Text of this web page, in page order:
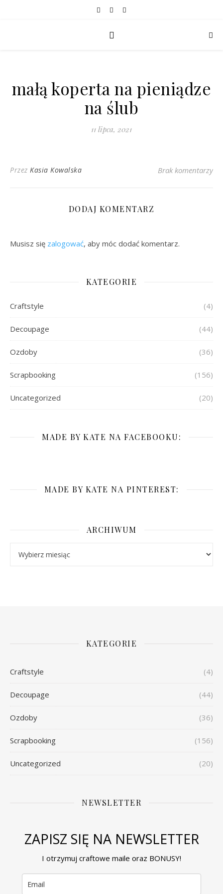
małą koperta na pieniądze
na ślub
11 lipca, 2021
Przez Kasia Kowalska Brak komentarzy
DODAJ KOMENTARZ
Musisz się zalogować, aby móc dodać komentarz.
KATEGORIE
Craftstyle (4)
Decoupage (44)
Ozdoby (36)
Scrapbooking (156)
Uncategorized (20)
MADE BY KATE NA FACEBOOKU:
MADE BY KATE NA PINTEREST:
ARCHIWUM
KATEGORIE
Craftstyle (4)
Decoupage (44)
Ozdoby (36)
Scrapbooking (156)
Uncategorized (20)
NEWSLETTER
ZAPISZ SIĘ NA NEWSLETTER
I otrzymuj craftowe maile oraz BONUSY!